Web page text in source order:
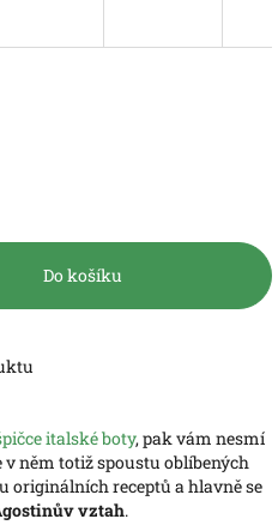
Do košíku
italské boty, pak vám nesmí
v něm totiž spoustu oblíbených
originálních receptů a hlavně se
vztah.